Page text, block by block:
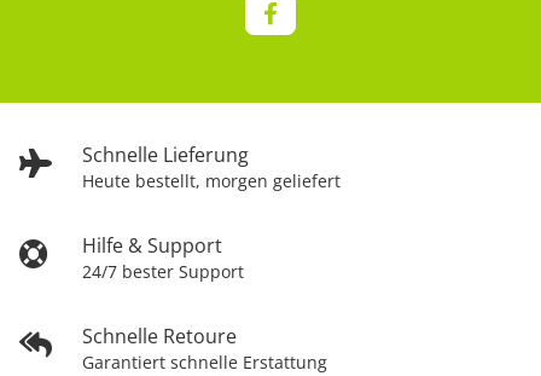
Schnelle Lieferung
Heute bestellt, morgen geliefert
Hilfe & Support
24/7 bester Support
Schnelle Retoure
Garantiert schnelle Erstattung